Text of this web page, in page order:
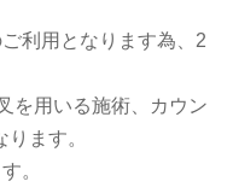
利用となります為、2
を用いる施術、カウン
ます。
。